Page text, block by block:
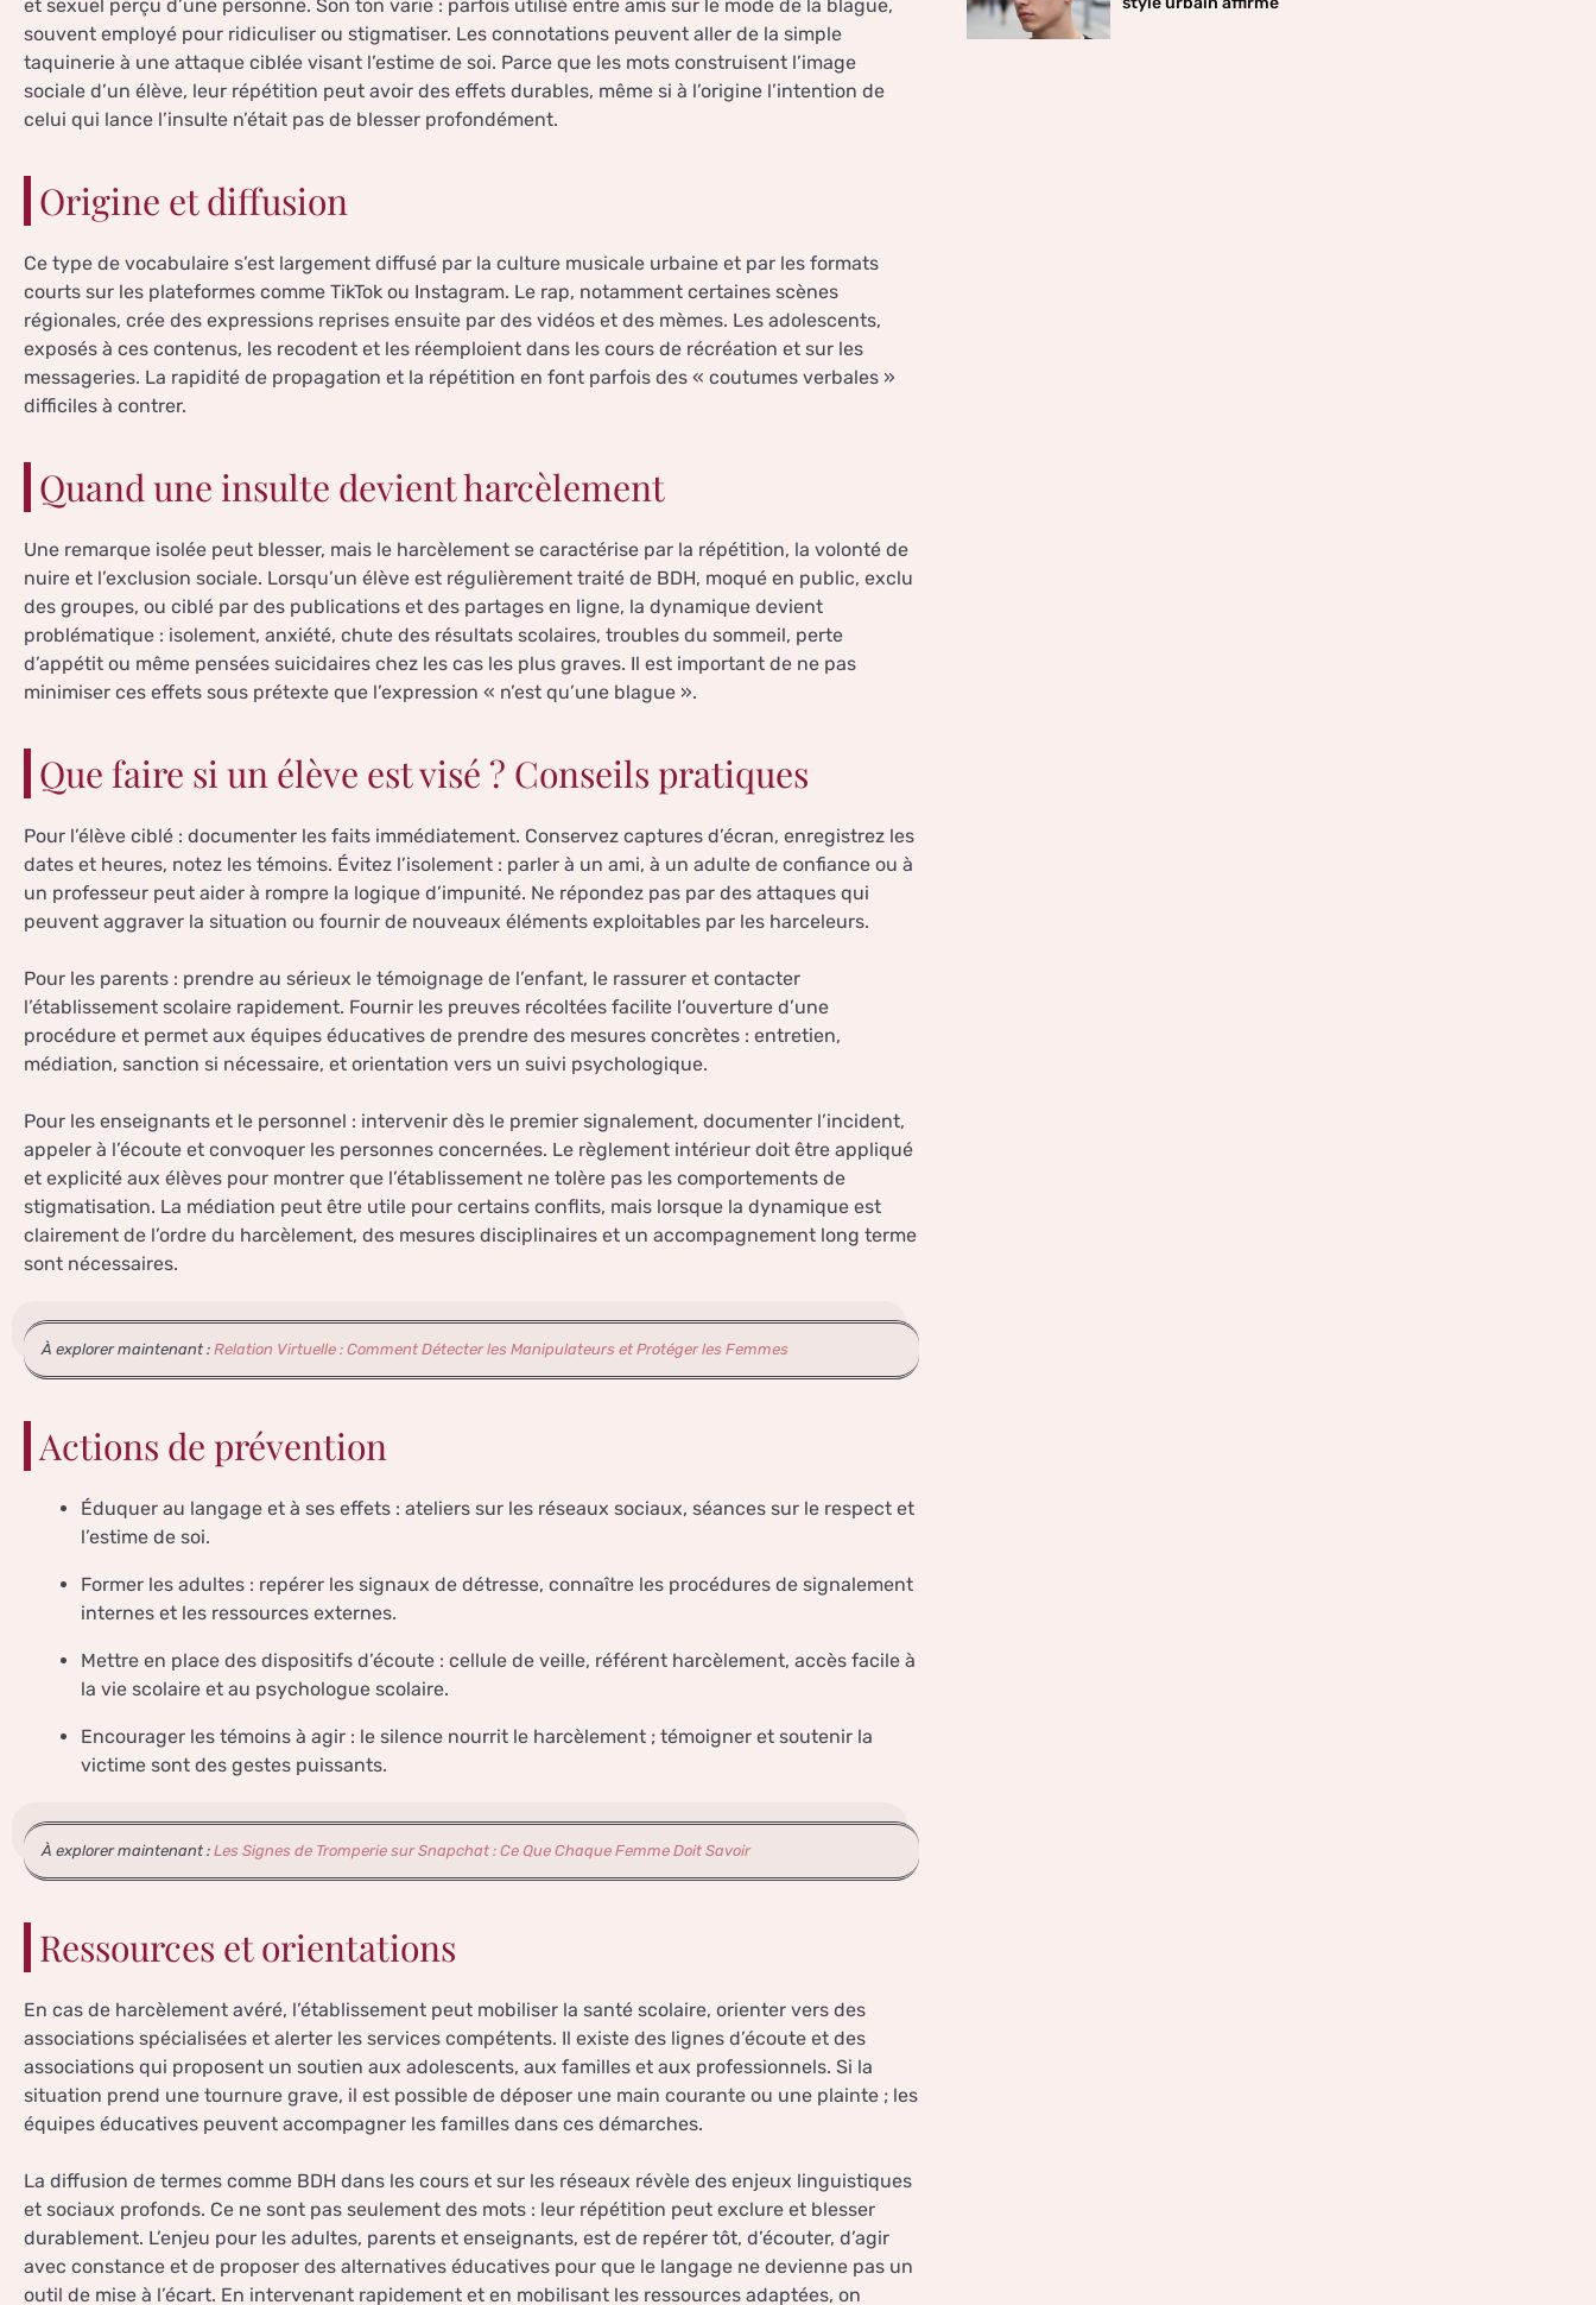
et sexuel perçu d’une personne. Son ton varie : parfois utilisé entre amis sur le mode de la blague,
souvent employé pour ridiculiser ou stigmatiser. Les connotations peuvent aller de la simple
taquinerie à une attaque ciblée visant l’estime de soi. Parce que les mots construisent l’image
sociale d’un élève, leur répétition peut avoir des effets durables, même si à l’origine l’intention de
celui qui lance l’insulte n’était pas de blesser profondément.
Origine et diffusion
Ce type de vocabulaire s’est largement diffusé par la culture musicale urbaine et par les formats
courts sur les plateformes comme TikTok ou Instagram. Le rap, notamment certaines scènes
régionales, crée des expressions reprises ensuite par des vidéos et des mèmes. Les adolescents,
exposés à ces contenus, les recodent et les réemploient dans les cours de récréation et sur les
messageries. La rapidité de propagation et la répétition en font parfois des « coutumes verbales »
difficiles à contrer.
Quand une insulte devient harcèlement
Une remarque isolée peut blesser, mais le harcèlement se caractérise par la répétition, la volonté de
nuire et l’exclusion sociale. Lorsqu’un élève est régulièrement traité de BDH, moqué en public, exclu
des groupes, ou ciblé par des publications et des partages en ligne, la dynamique devient
problématique : isolement, anxiété, chute des résultats scolaires, troubles du sommeil, perte
d’appétit ou même pensées suicidaires chez les cas les plus graves. Il est important de ne pas
minimiser ces effets sous prétexte que l’expression « n’est qu’une blague ».
Que faire si un élève est visé ? Conseils pratiques
Pour l’élève ciblé : documenter les faits immédiatement. Conservez captures d’écran, enregistrez les
dates et heures, notez les témoins. Évitez l’isolement : parler à un ami, à un adulte de confiance ou à
un professeur peut aider à rompre la logique d’impunité. Ne répondez pas par des attaques qui
peuvent aggraver la situation ou fournir de nouveaux éléments exploitables par les harceleurs.
Pour les parents : prendre au sérieux le témoignage de l’enfant, le rassurer et contacter
l’établissement scolaire rapidement. Fournir les preuves récoltées facilite l’ouverture d’une
procédure et permet aux équipes éducatives de prendre des mesures concrètes : entretien,
médiation, sanction si nécessaire, et orientation vers un suivi psychologique.
Pour les enseignants et le personnel : intervenir dès le premier signalement, documenter l’incident,
appeler à l’écoute et convoquer les personnes concernées. Le règlement intérieur doit être appliqué
et explicité aux élèves pour montrer que l’établissement ne tolère pas les comportements de
stigmatisation. La médiation peut être utile pour certains conflits, mais lorsque la dynamique est
clairement de l’ordre du harcèlement, des mesures disciplinaires et un accompagnement long terme
sont nécessaires.
À explorer maintenant : Relation Virtuelle : Comment Détecter les Manipulateurs et Protéger les Femmes
Actions de prévention
Éduquer au langage et à ses effets : ateliers sur les réseaux sociaux, séances sur le respect et
l’estime de soi.
Former les adultes : repérer les signaux de détresse, connaître les procédures de signalement
internes et les ressources externes.
Mettre en place des dispositifs d’écoute : cellule de veille, référent harcèlement, accès facile à
la vie scolaire et au psychologue scolaire.
Encourager les témoins à agir : le silence nourrit le harcèlement ; témoigner et soutenir la
victime sont des gestes puissants.
À explorer maintenant : Les Signes de Tromperie sur Snapchat : Ce Que Chaque Femme Doit Savoir
Ressources et orientations
En cas de harcèlement avéré, l’établissement peut mobiliser la santé scolaire, orienter vers des
associations spécialisées et alerter les services compétents. Il existe des lignes d’écoute et des
associations qui proposent un soutien aux adolescents, aux familles et aux professionnels. Si la
situation prend une tournure grave, il est possible de déposer une main courante ou une plainte ; les
équipes éducatives peuvent accompagner les familles dans ces démarches.
La diffusion de termes comme BDH dans les cours et sur les réseaux révèle des enjeux linguistiques
et sociaux profonds. Ce ne sont pas seulement des mots : leur répétition peut exclure et blesser
durablement. L’enjeu pour les adultes, parents et enseignants, est de repérer tôt, d’écouter, d’agir
avec constance et de proposer des alternatives éducatives pour que le langage ne devienne pas un
outil de mise à l’écart. En intervenant rapidement et en mobilisant les ressources adaptées, on